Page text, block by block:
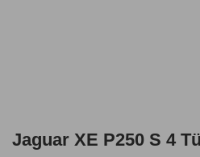
Jaguar XE P250 S 4